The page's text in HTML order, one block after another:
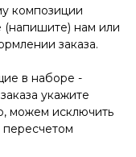
композиции
(напишите) нам или
заказа.
в наборе -
укажите
можем исключить
пересчетом